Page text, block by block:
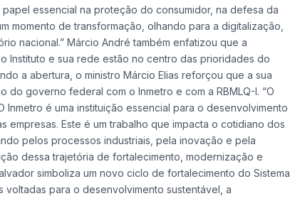
essencial na proteção do consumidor, na defesa da
momento de transformação, olhando para a digitalização,
nacional.” Márcio André também enfatizou que a
Instituto e sua rede estão no centro das prioridades do
a abertura, o ministro Márcio Elias reforçou que a sua
governo federal com o Inmetro e com a RBMLQ-I. “O
é uma instituição essencial para o desenvolvimento
Este é um trabalho que impacta o cotidiano dos
pelos processos industriais, pela inovação e pela
dessa trajetória de fortalecimento, modernização e
simboliza um novo ciclo de fortalecimento do Sistema
voltadas para o desenvolvimento sustentável, a